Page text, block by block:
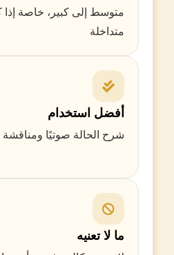
متوسط إلى كبير، خاصة إذا
متداخلة
أفضل استخدام
شرح الحالة صوتيًا ومناقشة
ما لا تعنيه